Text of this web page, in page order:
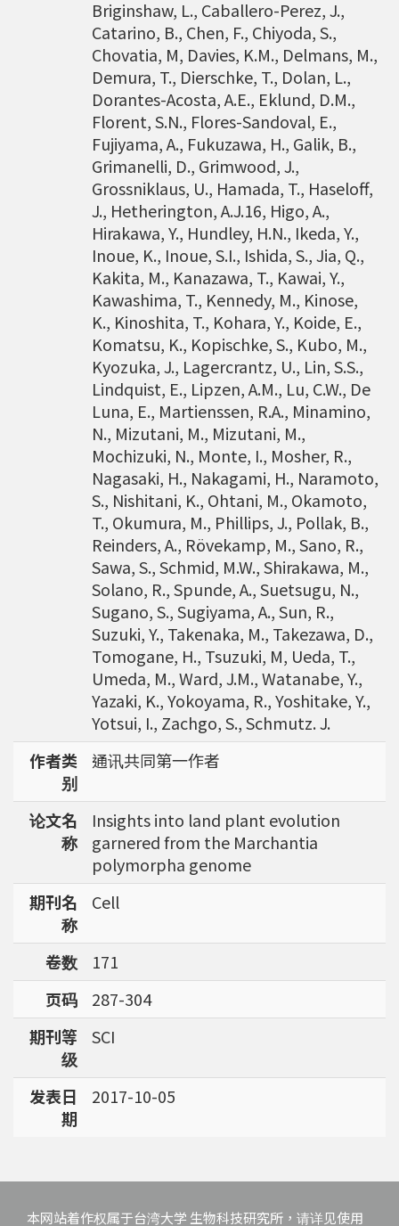
只能从基因组分析而无法从生态调查得知，在在
强调了解台湾特有物种基因资讯的重要性。
Briginshaw, L., Caballero-Perez, J.,
Catarino, B., Chen, F., Chiyoda, S.,
Chovatia, M, Davies, K.M., Delmans, M.,
Demura, T., Dierschke, T., Dolan, L.,
Dorantes-Acosta, A.E., Eklund, D.M.,
Florent, S.N., Flores-Sandoval, E.,
Fujiyama, A., Fukuzawa, H., Galik, B.,
Grimanelli, D., Grimwood, J.,
Grossniklaus, U., Hamada, T., Haseloff,
J., Hetherington, A.J.16, Higo, A.,
Hirakawa, Y., Hundley, H.N., Ikeda, Y.,
Inoue, K., Inoue, S.I., Ishida, S., Jia, Q.,
Kakita, M., Kanazawa, T., Kawai, Y.,
Kawashima, T., Kennedy, M., Kinose,
K., Kinoshita, T., Kohara, Y., Koide, E.,
Komatsu, K., Kopischke, S., Kubo, M.,
Kyozuka, J., Lagercrantz, U., Lin, S.S.,
Lindquist, E., Lipzen, A.M., Lu, C.W., De
Luna, E., Martienssen, R.A., Minamino,
N., Mizutani, M., Mizutani, M.,
Mochizuki, N., Monte, I., Mosher, R.,
Nagasaki, H., Nakagami, H., Naramoto,
S., Nishitani, K., Ohtani, M., Okamoto,
T., Okumura, M., Phillips, J., Pollak, B.,
Reinders, A., Rövekamp, M., Sano, R.,
Sawa, S., Schmid, M.W., Shirakawa, M.,
Solano, R., Spunde, A., Suetsugu, N.,
Sugano, S., Sugiyama, A., Sun, R.,
Suzuki, Y., Takenaka, M., Takezawa, D.,
Tomogane, H., Tsuzuki, M, Ueda, T.,
Umeda, M., Ward, J.M., Watanabe, Y.,
Yazaki, K., Yokoyama, R., Yoshitake, Y.,
Yotsui, I., Zachgo, S., Schmutz. J.
作者类
别
通讯共同第一作者
论文名
称
Insights into land plant evolution
garnered from the Marchantia
polymorpha genome
期刊名
称
Cell
卷数
171
页码
287-304
期刊等
级
SCI
发表日
期
2017-10-05
本网站着作权属于台湾大学 生物科技研究所，请详见使用